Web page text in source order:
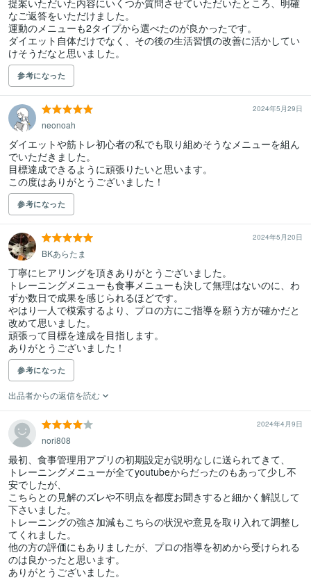
提案いただいた内容にいくつか質問させていただいたところ、明確
なご返答をいただけました。
運動のメニューも2タイプから選べたのが良かったです。
ダイエット自体だけでなく、その後の生活習慣の改善に活かしてい
参考になった
2024年5月29日
neonoah
ダイエットや筋トレ初心者の私でも取り組めそうなメニューを組ん
でいただきました。
目標達成できるように頑張りたいと思います。
この度はありがとうございました！
参考になった
2024年5月20日
BKあらたま
丁寧にヒアリングを頂きありがとうございました。
トレーニングメニューも食事メニューも決して無理はないのに、わ
ずか数日で成果を感じられるほどです。
やはり一人で模索するより、プロの方にご指導を願う方が確かだと
改めて思いました。
頑張って目標を達成を目指します。
ありがとうございました！
参考になった
出品者からの返信を読む
2024年4月9日
nori808
最初、食事管理用アプリの初期設定が説明なしに送られてきて、
トレーニングメニューが全てyoutubeからだったのもあって少し不
安でしたが、
こちらとの見解のズレや不明点を都度お聞きすると細かく解説して
下さいました。
トレーニングの強さ加減もこちらの状況や意見を取り入れて調整し
てくれました。
他の方の評価にもありましたが、プロの指導を初めから受けられる
のは良かったと思います。
ありがとうございました。